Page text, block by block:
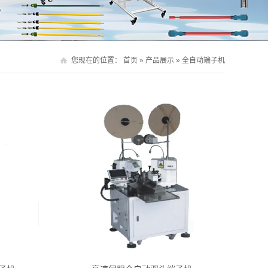
您现在的位置： 首页 » 产品展示 » 全自动端子机